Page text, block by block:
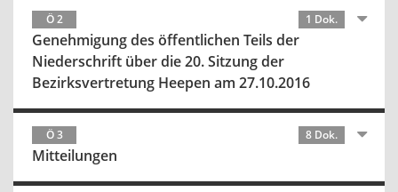
Ö 2 1 Dok.
Genehmigung des öffentlichen Teils der
Niederschrift über die 20. Sitzung der
Bezirksvertretung Heepen am 27.10.2016
Ö 3 8 Dok.
Mitteilungen